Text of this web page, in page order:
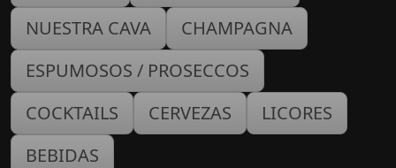
NUESTRA CAVA
CHAMPAGNA
ESPUMOSOS / PROSECCOS
COCKTAILS
CERVEZAS
LICORES
BEBIDAS